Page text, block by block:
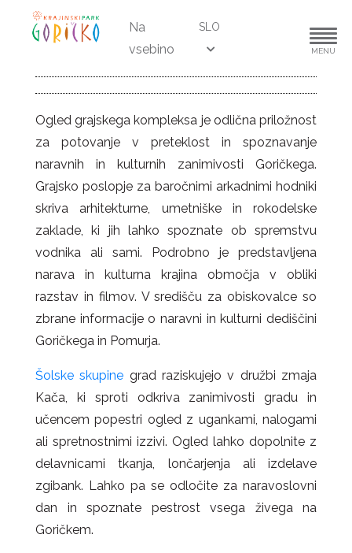
Na
vsebino
SLO
MENU
Ogled grajskega kompleksa je odlična priložnost
za potovanje v preteklost in spoznavanje
naravnih in kulturnih zanimivosti Goričkega.
Grajsko poslopje za baročnimi arkadnimi hodniki
skriva arhitekturne, umetniške in rokodelske
zaklade, ki jih lahko spoznate ob spremstvu
vodnika ali sami. Podrobno je predstavljena
narava in kulturna krajina območja v obliki
razstav in filmov. V središču za obiskovalce so
zbrane informacije o naravni in kulturni dediščini
Goričkega in Pomurja.
Šolske skupine grad raziskujejo v družbi zmaja
Kača, ki sproti odkriva zanimivosti gradu in
učencem popestri ogled z ugankami, nalogami
ali spretnostnimi izzivi. Ogled lahko dopolnite z
delavnicami tkanja, lončarjenja ali izdelave
zgibank. Lahko pa se odločite za naravoslovni
dan in spoznate pestrost vsega živega na
Goričkem.